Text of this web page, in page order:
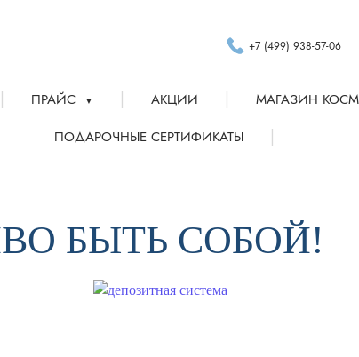
+7 (499) 938-57-06
| ПРАЙС ▼ | АКЦИИ | МАГАЗИН
ПОДАРОЧНЫЕ СЕРТИФИКАТЫ |
БЫТЬ СОБОЙ!